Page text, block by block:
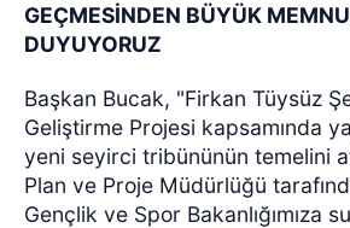
GEÇMESİNDEN BÜYÜK
DUYUYORUZ
Başkan Bucak, "Firkan Tüysüz
Geliştirme Projesi kapsamında
yeni seyirci tribününün temelini
Plan ve Proje Müdürlüğü
Gençlik ve Spor Bakanlığımıza